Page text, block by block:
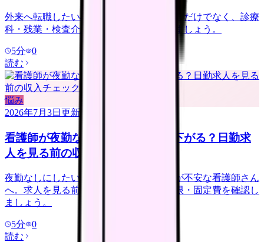
外来へ転職したい看護師さんへ。夜勤なしだけでなく、診療
科・残業・検査介助・土曜勤務を確認しましょう。
5分
0
読む
悩み
2026年7月3日 更新
看護師が夜勤なしにすると給料は下がる？日勤求
人を見る前の収入チェック
夜勤なしにしたいけれど給料が下がるのが不安な看護師さん
へ。求人を見る前に、夜勤手当・年収下限・固定費を確認し
ましょう。
5分
0
読む